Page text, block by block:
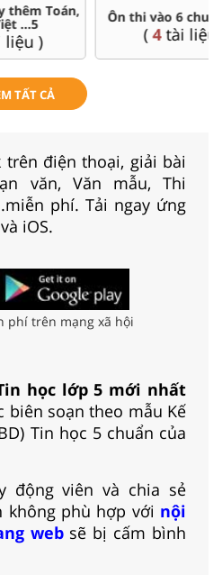
Ôn thi vào 6 chuyên, CLC
tài liệu )
TẤT CẢ
trên điện thoại, giải bài
văn, Văn mẫu, Thi
phí. Tải ngay ứng
iOS.
phí trên mạng xã hội
học lớp 5 mới nhất
biên soạn theo mẫu Kế
Tin học 5 chuẩn của
động viên và chia sẻ
không phù hợp với nội
websẽ bị cấm bình